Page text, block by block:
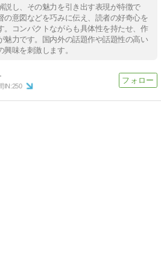
説し、その魅力を引き出す表現が特徴で
の意図などを巧みに伝え、読者の好奇心を
。コンパクトながらも具体性を持たせ、作
魅力です。国内外の話題作や話題性の高い
味を刺激します。
IN:250